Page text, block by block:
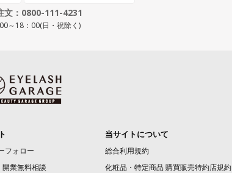
文：0800-111-4231
～18：00(日・祝除く)
フォロー
業無料相談
当サイトについて
総合利用規約
化粧品・特定商品 購買販売特約店規約